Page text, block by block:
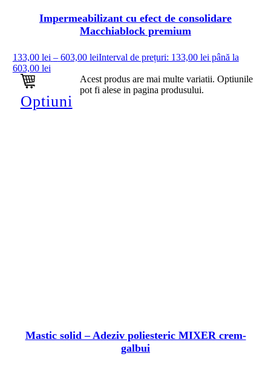
Impermeabilizant cu efect de consolidare
Macchiablock premium
133,00 lei – 603,00 leiInterval de prețuri: 133,00 lei până la
603,00 lei
Optiuni
Acest produs are mai multe variatii. Optiunile
pot fi alese in pagina produsului.
Mastic solid – Adeziv poliesteric MIXER crem-
galbui